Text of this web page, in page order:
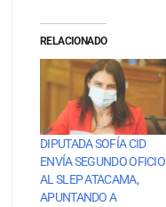
RELACIONADO
DIPUTADA SOFÍA CID
ENVÍA SEGUNDO OFICIO
AL SLEP ATACAMA,
APUNTANDO A